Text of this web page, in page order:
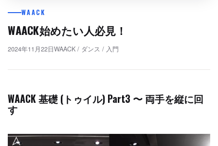
WAACK
WAACK始めたい人必見！
2024年11月22日WAACK / ダンス / 入門
WAACK 基礎 (トゥイル) Part3 〜 両手を縦に回
す